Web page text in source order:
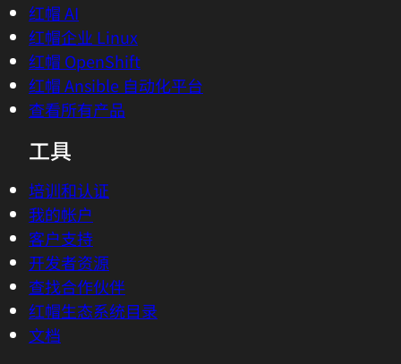
红帽 AI
红帽企业 Linux
红帽 OpenShift
红帽 Ansible 自动化平台
查看所有产品
工具
培训和认证
我的帐户
客户支持
开发者资源
查找合作伙伴
红帽生态系统目录
文档